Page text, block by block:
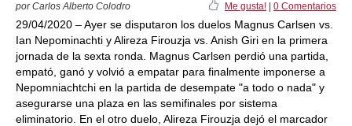
por Carlos Alberto Colodro Me gusta! 0 Comentarios
29/04/2020 – Ayer se disputaron los duelos Magnus Carlsen vs.
Ian Nepominachti y Alireza Firouzja vs. Anish Giri en la primera
jornada de la sexta ronda. Magnus Carlsen perdió una partida,
empató, ganó y volvió a empatar para finalmente imponerse a
Nepomniachtchi en la partida de desempate "a todo o nada" y
asegurarse una plaza en las semifinales por sistema
eliminatorio. En el otro duelo, Alireza Firouzja dejó el marcador